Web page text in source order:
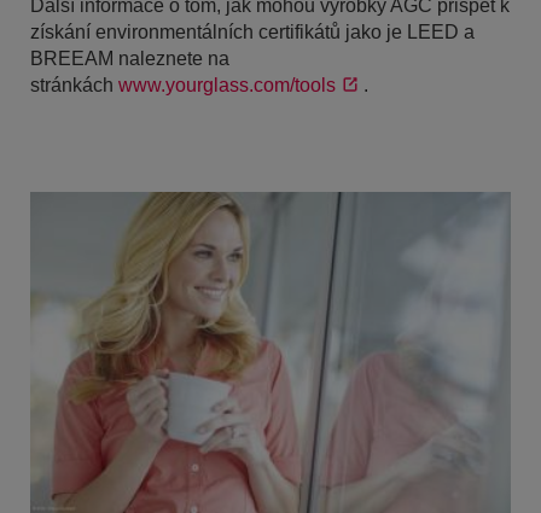
Další informace o tom, jak mohou výrobky AGC přispět k
získání environmentálních certifikátů jako je LEED a
BREEAM naleznete na
stránkách www.yourglass.com/tools .